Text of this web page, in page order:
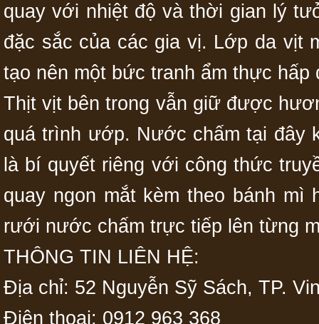
quay với nhiệt độ và thời gian lý
đặc sắc của các gia vị. Lớp da vịt
tạo nên một bức tranh ẩm thực hấp
Thịt vịt bên trong vẫn giữ được
quá trình ướp. Nước chấm tại đây
là bí quyết riêng với công thức
quay ngon mắt kèm theo bánh
rưới nước chấm trực tiếp lên từng
THÔNG TIN LIÊN HỆ:
Địa chỉ: 52 Nguyễn Sỹ Sách, TP.
Điện thoại: 0912 963 368